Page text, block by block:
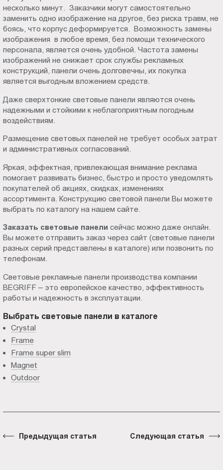
несколько минут. Заказчики могут самостоятельно
заменить одно изображение на другое, без риска травм, не
боясь, что корпус деформируется. Возможность замены
изображения в любое время, без помощи технического
персонала, является очень удобной. Частота замены
изображений не снижает срок службы рекламных
конструкций, панели очень долговечны, их покупка
является выгодным вложением средств.
Даже сверхтонкие световые панели являются очень
надежными и стойкими к неблагоприятным погодным
воздействиям.
Размещение световых панелей не требует особых затрат
и административных согласований.
Яркая, эффектная, привлекающая внимание реклама
помогает развивать бизнес, быстро и просто уведомлять
покупателей об акциях, скидках, изменениях
ассортимента. Конструкцию световой панели Вы можете
выбрать по каталогу на нашем сайте.
Заказать световые панели сейчас можно даже онлайн.
Вы можете отправить заказ через сайт (световые панели
разных серий представлены в каталоге) или позвонить по
телефонам.
Световые рекламные панели производства компании
BEGRIFF – это европейское качество, эффективность
работы и надежность в эксплуатации.
Выбрать световые панели в каталоге
Crystal
Frame
Frame super slim
Magnet
Outdoor
Предыдущая статья Следующая статья